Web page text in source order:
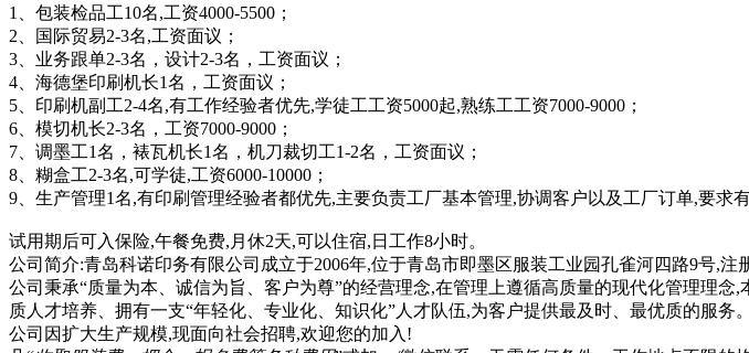
1、包装检品工10名,工资4000-5500；
2、国际贸易2-3名,工资面议；
3、业务跟单2-3名，设计2-3名，工资面议；
4、海德堡印刷机长1名，工资面议；
5、印刷机副工2-4名,有工作经验者优先,学徒工工资5000起,熟练工工资7000-9000；
6、模切机长2-3名，工资7000-9000；
7、调墨工1名，裱瓦机长1名，机刀裁切工1-2名，工资面议；
8、糊盒工2-3名,可学徒,工资6000-10000；
9、生产管理1名,有印刷管理经验者都优先,主要负责工厂基本管理,协调客户以及工厂订单,要求
试用期后可入保险,午餐免费,月休2天,可以住宿,日工作8小时。
公司简介:青岛科诺印务有限公司成立于2006年,位于青岛市即墨区服装工业园孔雀河四路9号,
公司秉承“质量为本、诚信为旨、客户为尊”的经营理念,在管理上遵循高质量的现代化管理理
质人才培养、拥有一支“年轻化、专业化、知识化”人才队伍,为客户提供最及时、最优质的服务
公司因扩大生产规模,现面向社会招聘,欢迎您的加入!